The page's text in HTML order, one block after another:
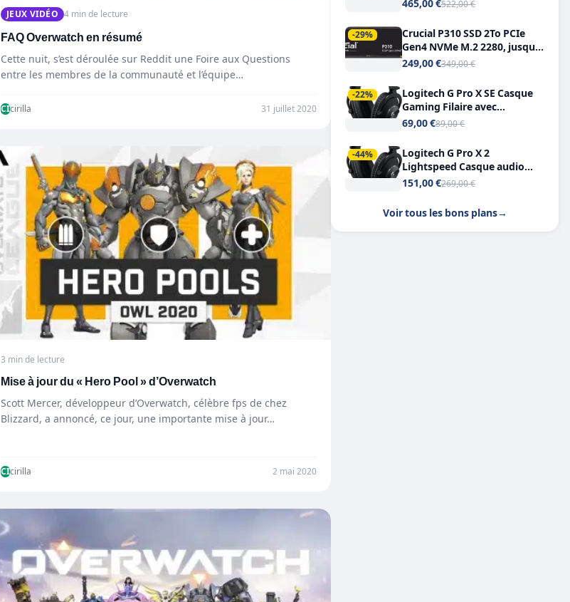
JEUX VIDÉO 4 min de lecture
FAQ Overwatch en résumé
Cette nuit, s’est déroulée sur Reddit une Foire aux Questions
entre les membres de la communauté et l’équipe…
CIcirilla 31 juillet 2020
3 min de lecture
Mise à jour du « Hero Pool » d’Overwatch
Scott Mercer, développeur d’Overwatch, célèbre fps de chez
Blizzard, a annoncé, ce jour, une importante mise à jour…
CIcirilla 2 mai 2020
465,00 €522,00 €
-29%
Crucial P310 SSD 2To PCIe
Gen4 NVMe M.2 2280, jusqu’à
7.100 Mo/s
249,00 €349,00 €
-22%
Logitech G Pro X SE Casque
Gaming Filaire avec
Microphone Micro
7.1
69,00 €89,00 €
-44%
Logitech G Pro X 2
Lightspeed Casque audio
bluetooth
151,00 €269,00 €
Voir tous les bons plans→